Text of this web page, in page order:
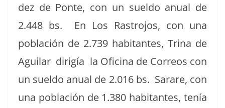
dez de Ponte, con un suel­do anu­al de
2.448 bs. En Los Ras­tro­jos, con una
población de 2.739 habi­tantes, Tri­na de
Aguilar dirigía la Ofic­i­na de Corre­os con
un suel­do anu­al de 2.016 bs. Sarare, con
una población de 1.380 habi­tantes, tenía